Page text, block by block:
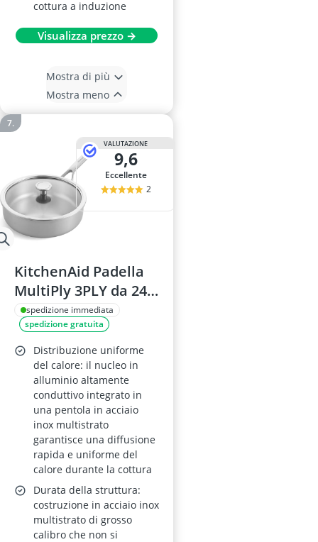
cottura a induzione
Visualizza prezzo →
Mostra di più
Mostra meno
VALUTAZIONE
9,6
Eccellente
2
KitchenAid Padella
MultiPly 3PLY da 24
cm con coperchio in
vetro, acciaio inox,
senza PFAS, 3,10 L,
induzione, forno
220°C, lavastoviglie,
argento
spedizione immediata
spedizione gratuita
Distribuzione uniforme
del calore: il nucleo in
alluminio altamente
conduttivo integrato in
una pentola in acciaio
inox multistrato
garantisce una diffusione
rapida e uniforme del
calore durante la cottura
Durata della struttura:
costruzione in acciaio inox
multistrato di grosso
calibro che non si